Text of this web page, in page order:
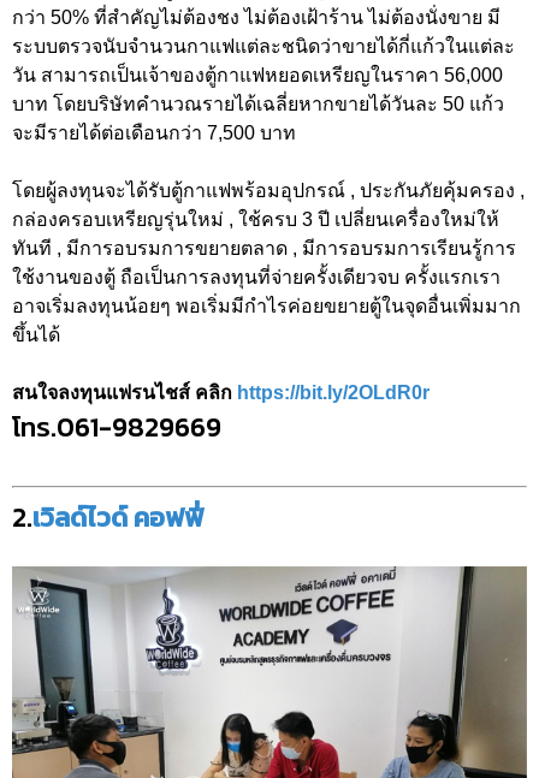
กว่า 50% ที่สำคัญไม่ต้องชง ไม่ต้องเฝ้าร้าน ไม่ต้องนั่งขาย มี
ระบบตรวจนับจำนวนกาแฟแต่ละชนิดว่าขายได้กี่แก้วในแต่ละ
วัน สามารถเป็นเจ้าของตู้กาแฟหยอดเหรียญในราคา 56,000
บาท โดยบริษัทคำนวณรายได้เฉลี่ยหากขายได้วันละ 50 แก้ว
จะมีรายได้ต่อเดือนกว่า 7,500 บาท
โดยผู้ลงทุนจะได้รับตู้กาแฟพร้อมอุปกรณ์ , ประกันภัยคุ้มครอง ,
กล่องครอบเหรียญรุ่นใหม่ , ใช้ครบ 3 ปี เปลี่ยนเครื่องใหม่ให้
ทันที , มีการอบรมการขยายตลาด , มีการอบรมการเรียนรู้การ
ใช้งานของตู้ ถือเป็นการลงทุนที่จ่ายครั้งเดียวจบ ครั้งแรกเรา
อาจเริ่มลงทุนน้อยๆ พอเริ่มมีกำไรค่อยขยายตู้ในจุดอื่นเพิ่มมาก
ขึ้นได้
สนใจลงทุนแฟรนไชส์ คลิก https://bit.ly/2OLdR0r
โทร.061-9829669
2.เวิลด์ไวด์ คอฟฟี่